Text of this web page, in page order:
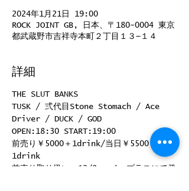
2024年1月21日 19:00
ROCK JOINT GB, 日本、〒180-0004 東京
都武蔵野市吉祥寺本町２丁目１３−１４
詳細
THE SLUT BANKS
TUSK / 弍代目Stone Stomach / Ace
Driver / DUCK / GOD
OPEN:18:30 START:19:00
前売り￥5000＋1drink/当日￥5500＋
1drink
前売り取り扱い：12/9～ イープラスにて発